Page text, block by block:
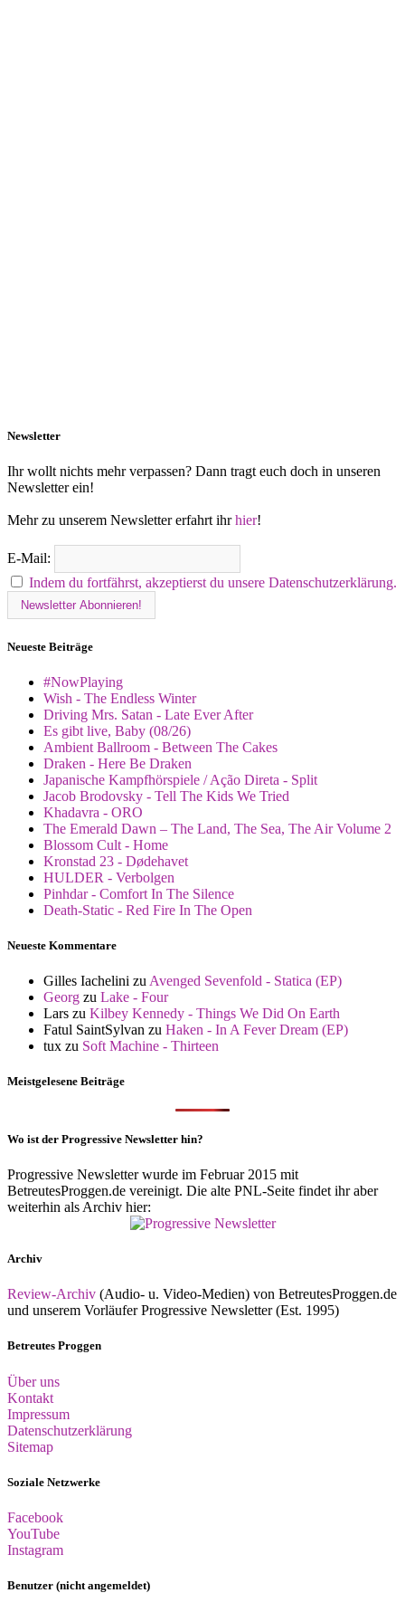
Newsletter
Ihr wollt nichts mehr verpassen? Dann tragt euch doch in unseren
Newsletter ein!
Mehr zu unserem Newsletter erfahrt ihrhier!
E-Mail:
Indem du fortfährst, akzeptierst du unsere Datenschutzerklärung.
Neueste Beiträge
#NowPlaying
Wish - The Endless Winter
Driving Mrs. Satan - Late Ever After
Es gibt live, Baby (08/26)
Ambient Ballroom - Between The Cakes
Draken - Here Be Draken
Japanische Kampfhörspiele / Ação Direta - Split
Jacob Brodovsky - Tell The Kids We Tried
Khadavra - ORO
The Emerald Dawn – The Land, The Sea, The Air Volume 2
Blossom Cult - Home
Kronstad 23 - Dødehavet
HULDER - Verbolgen
Pinhdar - Comfort In The Silence
Death-Static - Red Fire In The Open
Neueste Kommentare
Gilles Iachelini zu Avenged Sevenfold - Statica (EP)
Georg zu Lake - Four
Lars zu Kilbey Kennedy - Things We Did On Earth
Fatul SaintSylvan zu Haken - In A Fever Dream (EP)
tux zu Soft Machine - Thirteen
Meistgelesene Beiträge
Wo ist der Progressive Newsletter hin?
Progressive Newsletter wurde im Februar 2015 mit
BetreutesProggen.de vereinigt. Die alte PNL-Seite findet ihr aber
weiterhin als Archiv hier:
Archiv
Review-Archiv (Audio- u. Video-Medien) von BetreutesProggen.de
und unserem Vorläufer Progressive Newsletter (Est. 1995)
Betreutes Proggen
Über uns
Kontakt
Impressum
Datenschutzerklärung
Sitemap
Soziale Netzwerke
Facebook
YouTube
Instagram
Benutzer (nicht angemeldet)